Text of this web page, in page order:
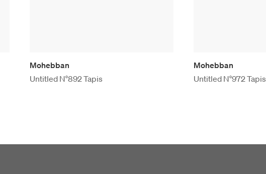
Mohebban
Untitled N°892 Tapis
Mohebban
Untitled N°972 Tapis